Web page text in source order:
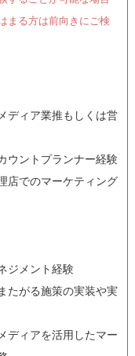
まる方は前向きにご検
ディア業推もしくは営
ウントプランナー経験
店でのマーケティング
ジメント経験
たがる施策の実装や実
ディアを活用したマー